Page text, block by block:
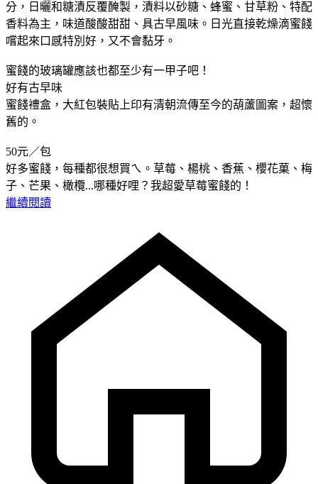
分，日曬和糖漬反覆醃製，漬料以砂糖、蜂蜜、甘草粉、特配
香料為主，味道酸酸甜甜、具古早風味。日光直接乾燥滴蜜餞
嚐起來口感特別好，又不會黏牙。
蜜餞的玻璃罐應該也都至少有一甲子吧！
好有古早味
蜜餞禮盒，大紅包裝貼上印有清朝流傳至今的葫蘆圖案，超懷
舊的。
50元／包
好多蜜餞，每種都很想買ㄟ。草莓、楊桃、香蕉、櫻花菓、梅
子、芒果、橄欖...哪種好哩？我超愛草莓蜜餞的！
繼續閱讀